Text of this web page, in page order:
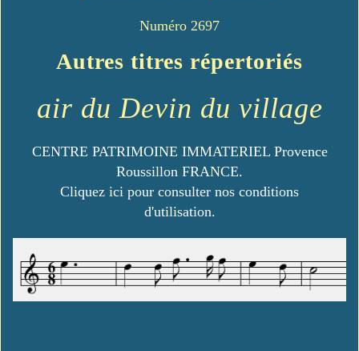
Numéro 2697
Autres titres répertoriés
air du Devin du village
CENTRE PATRIMOINE IMMATERIEL Provence
Roussillon FRANCE.
Cliquez ici pour consulter nos conditions
d'utilisation.